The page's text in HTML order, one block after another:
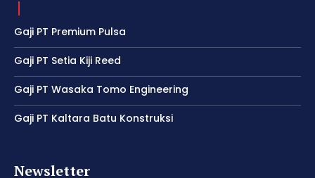
Gaji PT Premium Pulsa
Gaji PT Setia Kiji Reed
Gaji PT Wasaka Tomo Engineering
Gaji PT Kaltara Batu Konstruksi
Newsletter